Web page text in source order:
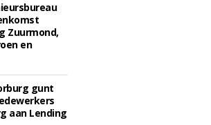
Zuurmond,
en
gunt
aan Lending